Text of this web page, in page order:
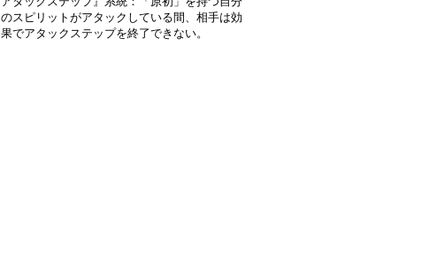
のスピリットがアタックしている間、相手は効
果でアタックステップを終了できない。